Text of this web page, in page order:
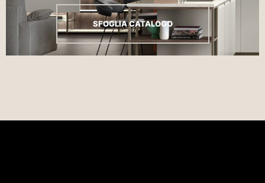
SFOGLIA CATALOGO